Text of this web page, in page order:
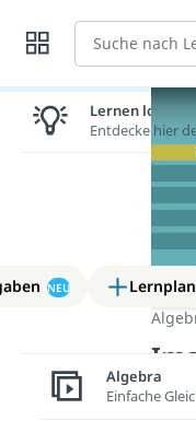
Suche
NEU Lernplan
Lernen lohnt
Entdecke hier
Algebra
Einfache